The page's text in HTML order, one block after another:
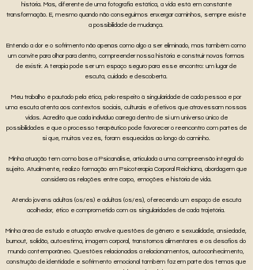
história. Mas, diferente de uma fotografia estática, a vida está em constante
transformação. E, mesmo quando não conseguimos enxergar caminhos, sempre existe
a possibilidade de mudança.
Entendo a dor e o sofrimento não apenas como algo a ser eliminado, mas também como
um convite para olhar para dentro, compreender nossa história e construir novas formas
de existir. A terapia pode ser um espaço seguro para esse encontro: um lugar de
escuta, cuidado e descoberta.
Meu trabalho é pautado pela ética, pelo respeito à singularidade de cada pessoa e por
uma escuta atenta aos contextos sociais, culturais e afetivos que atravessam nossas
vidas. Acredito que cada indivíduo carrega dentro de si um universo único de
possibilidades e que o processo terapêutico pode favorecer o reencontro com partes de
si que, muitas vezes, foram esquecidas ao longo do caminho.
Minha atuação tem como base a Psicanálise, articulada a uma compreensão integral do
sujeito. Atualmente, realizo formação em Psicoterapia Corporal Reichiana, abordagem que
considera as relações entre corpo, emoções e história de vida.
Atendo jovens adultas (os/es) e adultas (os/es), oferecendo um espaço de escuta
acolhedor, ético e comprometido com as singularidades de cada trajetória.
Minha área de estudo e atuação envolve questões de gênero e sexualidade, ansiedade,
burnout, solidão, autoestima, imagem corporal, transtornos alimentares e os desafios do
mundo contemporâneo. Questões relacionadas a relacionamentos, autoconhecimento,
construção de identidade e sofrimento emocional também fazem parte dos temas que